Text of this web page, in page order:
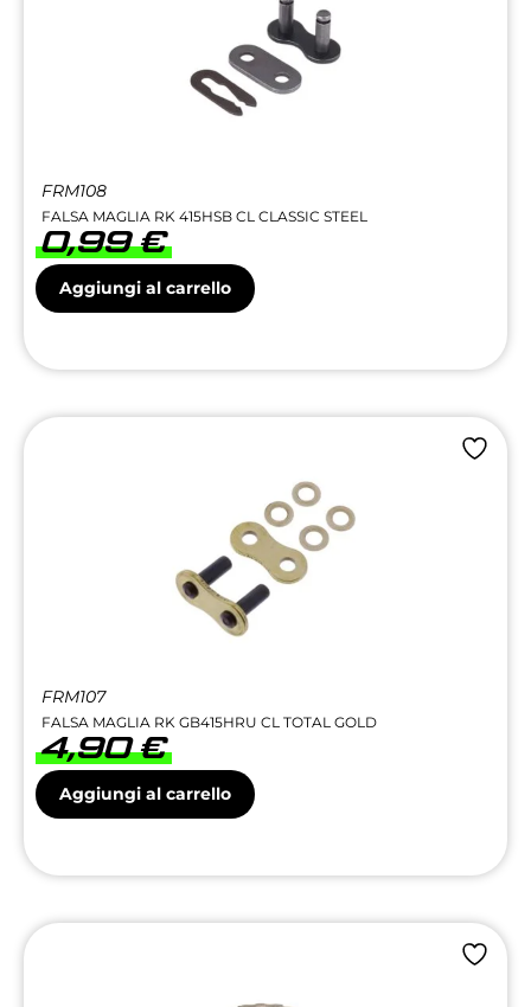
FRM108
FALSA MAGLIA RK 415HSB CL CLASSIC STEEL
0,99€
Aggiungi al carrello
FRM107
FALSA MAGLIA RK GB415HRU CL TOTAL GOLD
4,90€
Aggiungi al carrello